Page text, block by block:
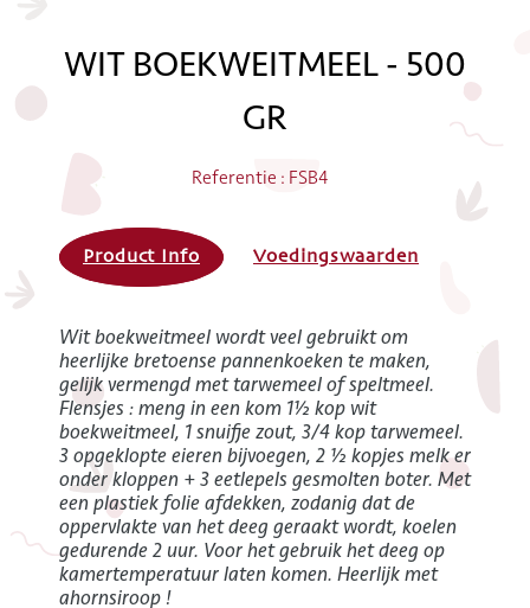
WIT BOEKWEITMEEL - 500
GR
Referentie : FSB4
Product Info Voedingswaarden
Wit boekweitmeel wordt veel gebruikt om
heerlijke bretoense pannenkoeken te maken,
gelijk vermengd met tarwemeel of speltmeel.
Flensjes : meng in een kom 1½ kop wit
boekweitmeel, 1 snuifje zout, 3/4 kop tarwemeel.
3 opgeklopte eieren bijvoegen, 2 ½ kopjes melk er
onder kloppen + 3 eetlepels gesmolten boter. Met
een plastiek folie afdekken, zodanig dat de
oppervlakte van het deeg geraakt wordt, koelen
gedurende 2 uur. Voor het gebruik het deeg op
kamertemperatuur laten komen. Heerlijk met
ahornsiroop !